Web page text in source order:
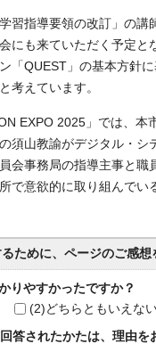
習指導要領の改訂」の講
にも来ていただく予定
「QUEST」の基本方針
考えています。
EXPO 2025」では、本
須山教諭がデジタル・
会事務局の指導主事と
で意欲的に取り組んで
ために、ページのご感想
りやすかったですか？
(2)どちらともいえな
答されたかたは、理由を